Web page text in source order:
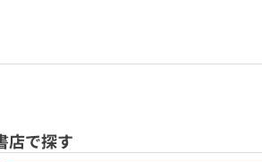
店で探す